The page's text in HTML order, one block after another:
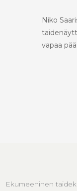
Niko
vapaa
Ekumeeninen